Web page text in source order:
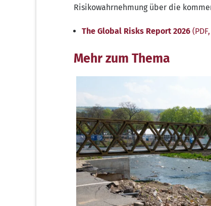
Risikowahrnehmung über die
The Global Risks Report 2026
Mehr zum Thema